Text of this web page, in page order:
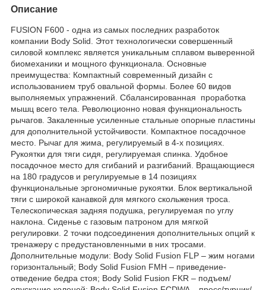
Описание
FUSION F600 - одна из самых последних разработок
компании Body Solid. Этот технологически совершенный
силовой комплекс является уникальным сплавом выверенной
биомеханики и мощного функционала. Основные
преимущества: Компактный современный дизайн с
использованием труб овальной формы. Более 60 видов
выполняемых упражнений. Сбалансированная проработка
мышц всего тела. Революционно новая функциональность
рычагов. Закаленные усиленные стальные опорные пластины
для дополнительной устойчивости. Компактное посадочное
место. Рычаг для жима, регулируемый в 4-х позициях.
Рукоятки для тяги сидя, регулируемая спинка. Удобное
посадочное место для сгибаний и разгибаний. Вращающиеся
на 180 градусов и регулируемые в 14 позициях
функциональные эргономичные рукоятки. Блок вертикальной
тяги с широкой канавкой для мягкого скольжения троса.
Телескопическая задняя подушка, регулируемая по углу
наклона. Сиденье с газовым патроном для мягкой
регулировки. 2 точки подсоединения дополнительных опций к
тренажеру с предустановленными в них тросами.
Дополнительные модули: Body Solid Fusion FLP – жим ногами
горизонтальный; Body Solid Fusion FMH – приведение-
отведение бедра стоя; Body Solid Fusion FKR – подъем/